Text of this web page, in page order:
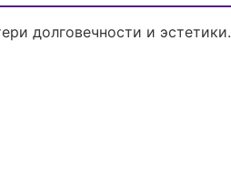
долговечности и эстетики.